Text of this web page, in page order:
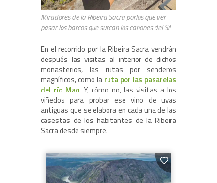
Miradores de la Ribeira Sacra porlos que ver
pasar los barcos que surcan los cañones del Sil
En el recorrido por la Ribeira Sacra vendrán
después las visitas al interior de dichos
monasterios, las rutas por senderos
magníficos, como la ruta por las pasarelas
del río Mao. Y, cómo no, las visitas a los
viñedos para probar ese vino de uvas
antiguas que se elabora en cada una de las
casestas de los habitantes de la Ribeira
Sacra desde siempre.